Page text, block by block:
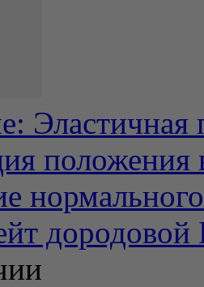
положения